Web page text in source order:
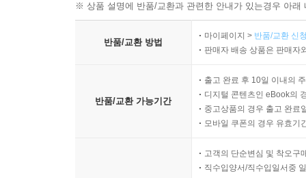
※ 상품 설명에 반품/교환과 관련한 안내가 있는경우 아
반품/교환 방법
마이페이지 > 반품/교환 신
판매자 배송 상품은 판매자
반품/교환 가능기간
출고 완료 후 10일 이내의
디지털 콘텐츠인 eBook의
중고상품의 경우 출고 완료
모바일 쿠폰의 경우 유효기
고객의 단순변심 및 착오구
직수입양서/직수입일서중